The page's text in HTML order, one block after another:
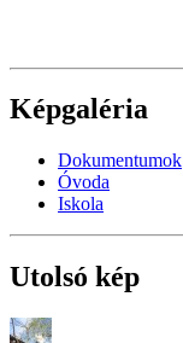
Képgaléria
Dokumentumok
Óvoda
Iskola
Utolsó kép